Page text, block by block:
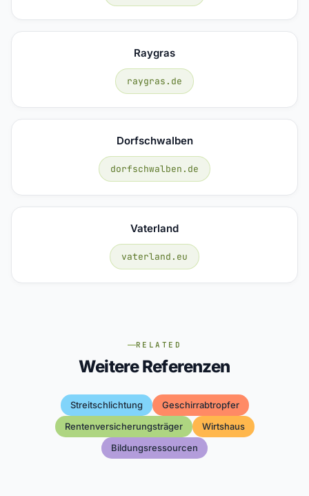
Raygras
raygras.de
Dorfschwalben
dorfschwalben.de
Vaterland
vaterland.eu
RELATED
Weitere Referenzen
Streitschlichtung
Geschirrabtropfer
Rentenversicherungsträger
Wirtshaus
Bildungsressourcen